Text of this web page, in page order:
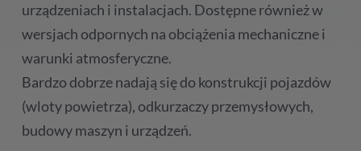
urządzeniach i instalacjach. Dostępne również w
wersjach odpornych na obciążenia mechaniczne i
warunki atmosferyczne.
Bardzo dobrze nadają się do konstrukcji pojazdów
(wloty powietrza), odkurzaczy przemysłowych,
budowy maszyn i urządzeń.